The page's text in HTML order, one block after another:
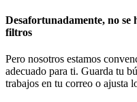
Desafortunadamente, no se
filtros
Pero nosotros estamos
adecuado para ti. Guarda tu
trabajos en tu correo o ajusta